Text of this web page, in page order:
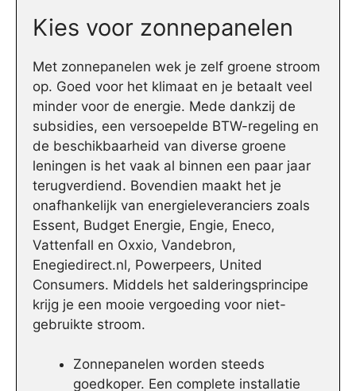
Kies voor zonnepanelen
Met zonnepanelen wek je zelf groene stroom
op. Goed voor het klimaat en je betaalt veel
minder voor de energie. Mede dankzij de
subsidies, een versoepelde BTW-regeling en
de beschikbaarheid van diverse groene
leningen is het vaak al binnen een paar jaar
terugverdiend. Bovendien maakt het je
onafhankelijk van energieleveranciers zoals
Essent, Budget Energie, Engie, Eneco,
Vattenfall en Oxxio, Vandebron,
Enegiedirect.nl, Powerpeers, United
Consumers. Middels het salderingsprincipe
krijg je een mooie vergoeding voor niet-
gebruikte stroom.
Zonnepanelen worden steeds
goedkoper. Een complete installatie